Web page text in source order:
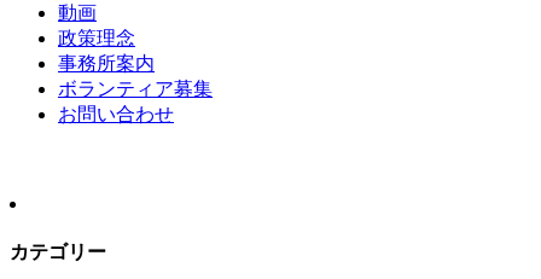
動画
政策理念
事務所案内
ボランティア募集
お問い合わせ
カテゴリー